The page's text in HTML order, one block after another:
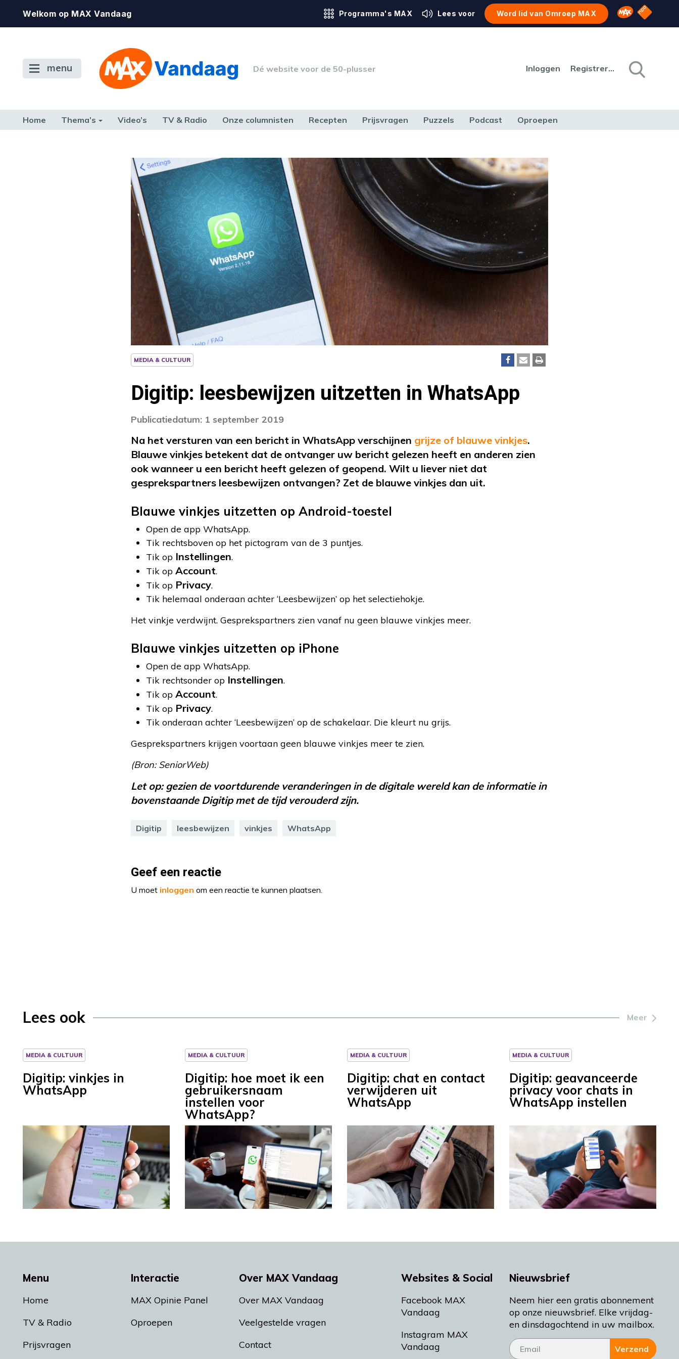
Welkom op MAX Vandaag Programma's MAX Lees voor Word lid van Omroep MAX Omroep MAX
NPO
menu Dé website voor de 50-plusser Inloggen Registreren
Home Thema’s Video’s TV & Radio Onze columnisten Recepten Prijsvragen Puzzels Podcast Oproepen
MEDIA & CULTUUR
Digitip: leesbewijzen uitzetten in WhatsApp
Publicatiedatum: 1 september 2019
Na het versturen van een bericht in WhatsApp verschijnen grijze of blauwe vinkjes.
Blauwe vinkjes betekent dat de ontvanger uw bericht gelezen heeft en anderen zien
ook wanneer u een bericht heeft gelezen of geopend. Wilt u liever niet dat
gesprekspartners leesbewijzen ontvangen? Zet de blauwe vinkjes dan uit.
Blauwe vinkjes uitzetten op Android-toestel
Open de app WhatsApp.
Tik rechtsboven op het pictogram van de 3 puntjes.
Tik op Instellingen.
Tik op Account.
Tik op Privacy.
Tik helemaal onderaan achter ‘Leesbewijzen’ op het selectiehokje.
Het vinkje verdwijnt. Gesprekspartners zien vanaf nu geen blauwe vinkjes meer.
Blauwe vinkjes uitzetten op iPhone
Open de app WhatsApp.
Tik rechtsonder op Instellingen.
Tik op Account.
Tik op Privacy.
Tik onderaan achter ‘Leesbewijzen’ op de schakelaar. Die kleurt nu grijs.
Gesprekspartners krijgen voortaan geen blauwe vinkjes meer te zien.
(Bron: SeniorWeb)
Let op: gezien de voortdurende veranderingen in de digitale wereld kan de informatie in
bovenstaande Digitip met de tijd verouderd zijn.
Digitip leesbewijzen vinkjes WhatsApp
Geef een reactie
U moet inloggen om een reactie te kunnen plaatsen.
Lees ook Meer
MEDIA & CULTUUR
Digitip: vinkjes in
WhatsApp
MEDIA & CULTUUR
Digitip: hoe moet ik een
gebruikersnaam
instellen voor
WhatsApp?
MEDIA & CULTUUR
Digitip: chat en contact
verwijderen uit
WhatsApp
MEDIA & CULTUUR
Digitip: geavanceerde
privacy voor chats in
WhatsApp instellen
Menu
Home
TV & Radio
Prijsvragen
Interactie
MAX Opinie Panel
Oproepen
Over MAX Vandaag
Over MAX Vandaag
Veelgestelde vragen
Contact
Websites & Social
Facebook MAX
Vandaag
Instagram MAX
Vandaag
Nieuwsbrief
Neem hier een gratis abonnement
op onze nieuwsbrief. Elke vrijdag-
en dinsdagochtend in uw mailbox.
Verzend